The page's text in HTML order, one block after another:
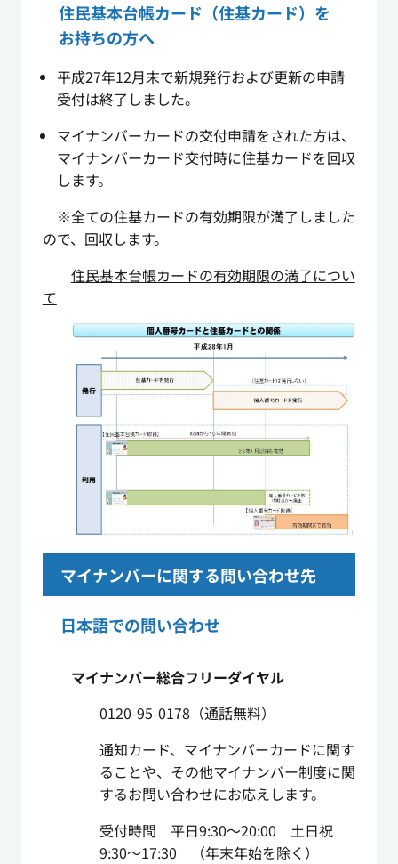
住民基本台帳カード（住基カード）を
お持ちの方へ
平成27年12月末で新規発行および更新の申請
受付は終了しました。
マイナンバーカードの交付申請をされた方は、
マイナンバーカード交付時に住基カードを回収
します。
※全ての住基カードの有効期限が満了しました
ので、回収します。
住民基本台帳カードの有効期限の満了につい
て
マイナンバーに関する問い合わせ先
日本語での問い合わせ
マイナンバー総合フリーダイヤル
0120-95-0178（通話無料）
通知カード、マイナンバーカードに関す
ることや、その他マイナンバー制度に関
するお問い合わせにお応えします。
受付時間 平日9:30～20:00 土日祝
9:30～17:30 （年末年始を除く）